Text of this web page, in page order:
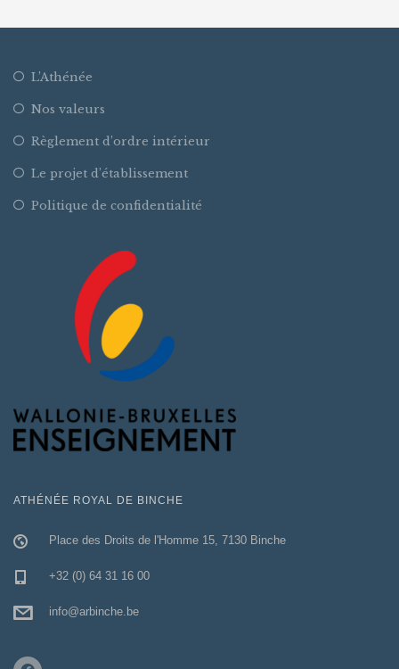
L’Athénée
Nos valeurs
Règlement d’ordre intérieur
Le projet d’établissement
Politique de confidentialité
ATHÉNÉE ROYAL DE BINCHE
Place des Droits de l'Homme 15, 7130 Binche
+32 (0) 64 31 16 00
info@arbinche.be